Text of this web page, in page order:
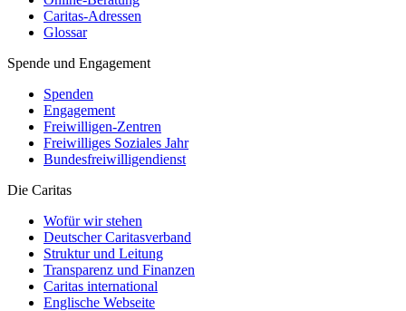
Caritas-Adressen
Glossar
Spende und Engagement
Spenden
Engagement
Freiwilligen-Zentren
Freiwilliges Soziales Jahr
Bundesfreiwilligendienst
Die Caritas
Wofür wir stehen
Deutscher Caritasverband
Struktur und Leitung
Transparenz und Finanzen
Caritas international
Englische Webseite